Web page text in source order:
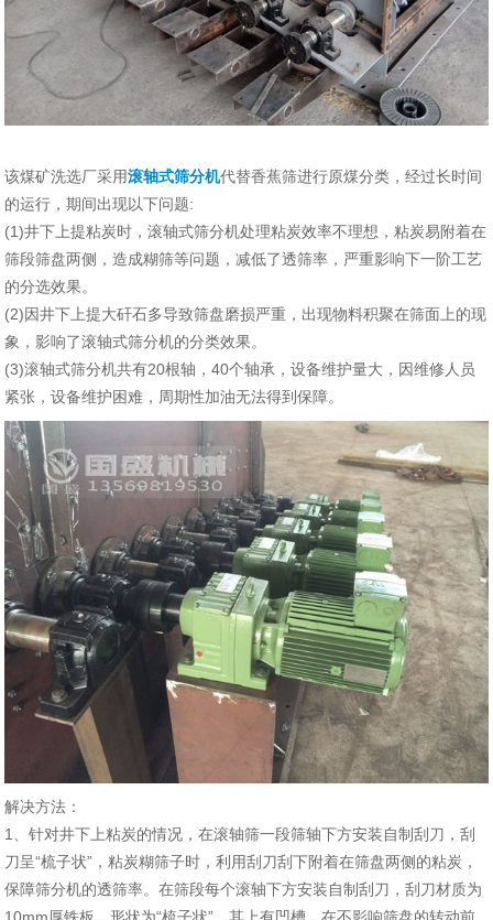
该煤矿洗选厂采用滚轴式筛分机代替香蕉筛进行原煤分类，经过长时间
的运行，期间出现以下问题:
(1)井下上提粘炭时，滚轴式筛分机处理粘炭效率不理想，粘炭易附着在
筛段筛盘两侧，造成糊筛等问题，减低了透筛率，严重影响下一阶工艺
的分选效果。
(2)因井下上提大矸石多导致筛盘磨损严重，出现物料积聚在筛面上的现
象，影响了滚轴式筛分机的分类效果。
(3)滚轴式筛分机共有20根轴，40个轴承，设备维护量大，因维修人员
紧张，设备维护困难，周期性加油无法得到保障。
解决方法：
1、针对井下上粘炭的情况，在滚轴筛一段筛轴下方安装自制刮刀，刮
刀呈“梳子状”，粘炭糊筛子时，利用刮刀刮下附着在筛盘两侧的粘炭，
保障筛分机的透筛率。在筛段每个滚轴下方安装自制刮刀，刮刀材质为
10mm厚铁板，形状为“梳子状”，其上有凹槽，在不影响筛盘的转动前